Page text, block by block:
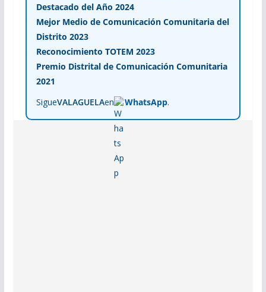
Destacado del Año 2024
Mejor Medio de Comunicación Comunitaria del
Distrito 2023
Reconocimiento TOTEM 2023
Premio Distrital de Comunicación Comunitaria
2021
SigueVALAGUELAen WhatsApp.